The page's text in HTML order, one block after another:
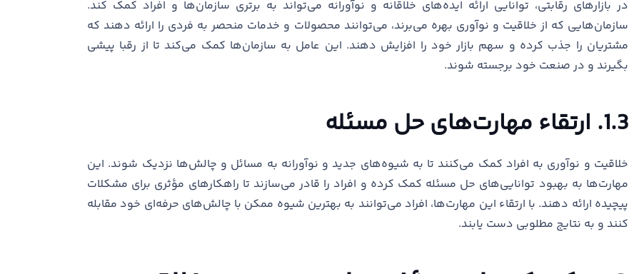
در بازارهای رقابتی، توانایی ارائه ایده‌های خلاقانه و نوآورانه می‌تواند به برتری سازمان‌ها و افراد کمک کند.
سازمان‌هایی که از خلاقیت و نوآوری بهره می‌برند، می‌توانند محصولات و خدمات منحصر به فردی را ارائه دهند که
مشتریان را جذب کرده و سهم بازار خود را افزایش دهند. این عامل به سازمان‌ها کمک می‌کند تا از رقبا پیشی
بگیرند و در صنعت خود برجسته شوند.
1.3. ارتقاء مهارت‌های حل مسئله
خلاقیت و نوآوری به افراد کمک می‌کنند تا به شیوه‌های جدید و نوآورانه به مسائل و چالش‌ها نزدیک شوند. این
مهارت‌ها به بهبود توانایی‌های حل مسئله کمک کرده و افراد را قادر می‌سازند تا راهکارهای مؤثری برای مشکلات
پیچیده ارائه دهند. با ارتقاء این مهارت‌ها، افراد می‌توانند به بهترین شیوه ممکن با چالش‌های حرفه‌ای خود مقابله
کنند و به نتایج مطلوبی دست یابند.